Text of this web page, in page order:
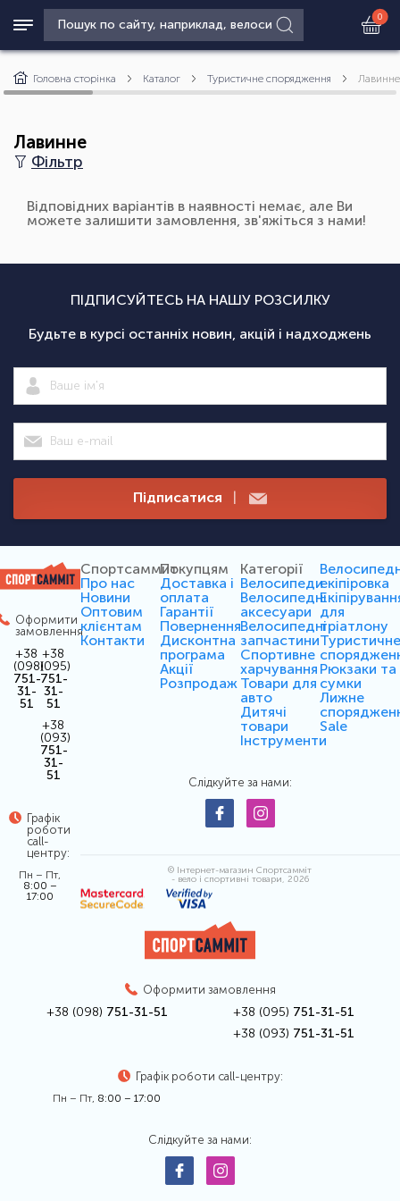
0
Головна сторінка Каталог Туристичне спорядження Лавинне
Лавинне
Фільтр
Відповідних варіантів в наявності немає, але Ви
можете залишити замовлення, зв'яжіться з нами!
ПІДПИСУЙТЕСЬ НА НАШУ РОЗСИЛКУ
Будьте в курсі останніх новин, акцій і надходжень
Підписатися |
Оформити
замовлення
+38
(098)
751-
31-
51
+38
(095)
751-
31-
51
+38
(093)
751-
31-
51
Графік
роботи
call-
центру:
Пн – Пт,
8:00 –
17:00
Спортсаммит
Про нас
Новини
Оптовим
клієнтам
Контакти
Покупцям
Доставка і
оплата
Гарантії
Повернення
Дисконтна
програма
Акції
Розпродаж
Категорії
Велосипеди
Велосипедні
аксесуари
Велосипедні
запчастини
Спортивне
харчування
Товари для
авто
Дитячі
товари
Інструменти
екіпіровка
для
тріатлону
Рюкзаки та
сумки
Лижне
Sale
Слідкуйте за нами:
© Інтернет-магазин Спортсамміт
- вело і спортивні товари, 2026
Оформити замовлення
+38 (098) 751-31-51 +38 (095) 751-31-51
+38 (093) 751-31-51
Графік роботи call-центру:
Пн – Пт, 8:00 – 17:00
Слідкуйте за нами: